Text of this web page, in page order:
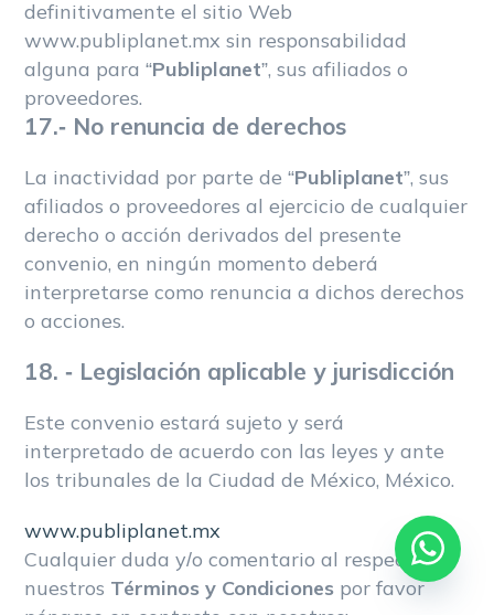
definitivamente el sitio Web
www.publiplanet.mx sin responsabilidad
alguna para “Publiplanet”, sus afiliados o
proveedores.
17.- No renuncia de derechos
La inactividad por parte de “Publiplanet”, sus
afiliados o proveedores al ejercicio de cualquier
derecho o acción derivados del presente
convenio, en ningún momento deberá
interpretarse como renuncia a dichos derechos
o acciones.
18. - Legislación aplicable y jurisdicción
Este convenio estará sujeto y será
interpretado de acuerdo con las leyes y ante
los tribunales de la Ciudad de México, México.
www.publiplanet.mx
Cualquier duda y/o comentario al respecto de
nuestros Términos y Condiciones por favor